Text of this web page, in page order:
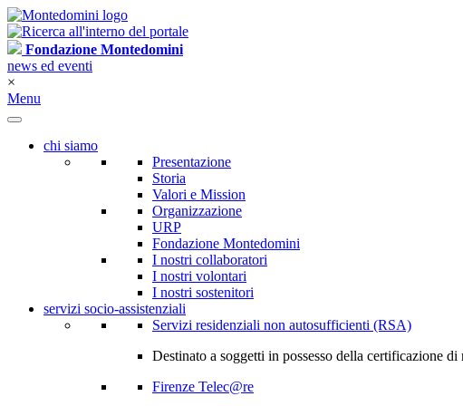
Fondazione Montedomini
news ed eventi
×
Menu
chi siamo
Presentazione
Storia
Valori e Mission
Organizzazione
URP
Fondazione Montedomini
I nostri collaboratori
I nostri volontari
I nostri sostenitori
servizi socio-assistenziali
Servizi residenziali non autosufficienti (RSA)
Destinato a soggetti in possesso della certificazione
Firenze Telec@re